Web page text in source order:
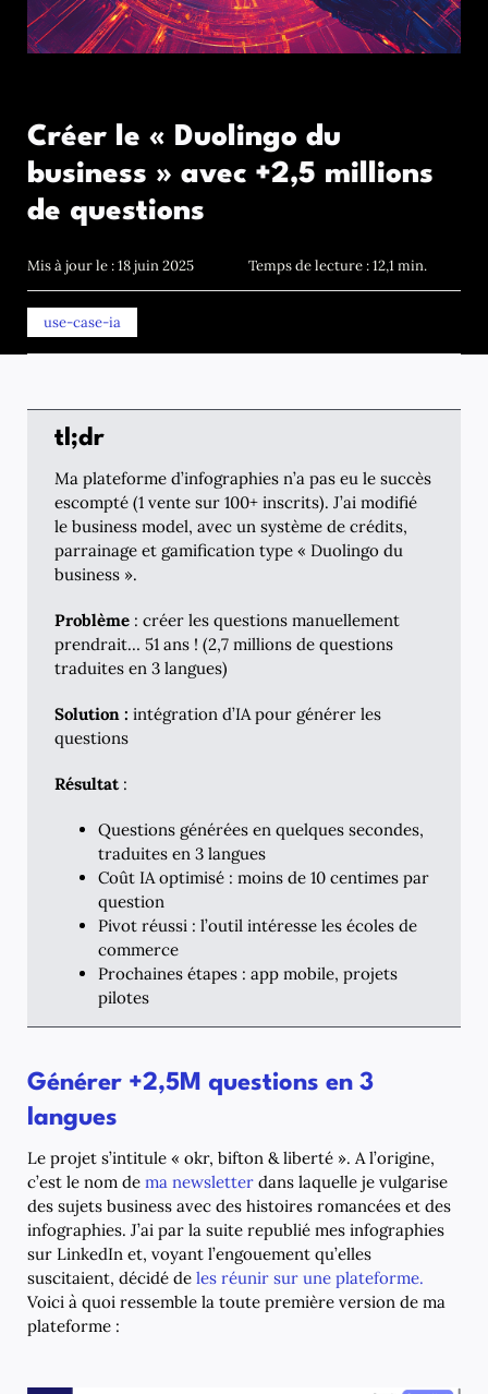
Créer le « Duolingo du
business » avec +2,5 millions
de questions
Mis à jour le : 18 juin 2025 Temps de lecture : 12,1 min.
use-case-ia
tl;dr
Ma plateforme d’infographies n’a pas eu le succès
escompté (1 vente sur 100+ inscrits). J’ai modifié
le business model, avec un système de crédits,
parrainage et gamification type « Duolingo du
business ».
Problème : créer les questions manuellement
prendrait… 51 ans ! (2,7 millions de questions
traduites en 3 langues)
Solution : intégration d’IA pour générer les
questions
Résultat:
Questions générées en quelques secondes,
traduites en 3 langues
Coût IA optimisé : moins de 10 centimes par
question
Pivot réussi : l’outil intéresse les écoles de
commerce
Prochaines étapes : app mobile, projets
pilotes
Générer +2,5M questions en 3
langues
Le projet s’intitule « okr, bifton & liberté ». A l’origine,
c’est le nom de ma newsletter dans laquelle je vulgarise
des sujets business avec des histoires romancées et des
infographies. J’ai par la suite republié mes infographies
sur LinkedIn et, voyant l’engouement qu’elles
suscitaient, décidé de les réunir sur une plateforme.
Voici à quoi ressemble la toute première version de ma
plateforme :